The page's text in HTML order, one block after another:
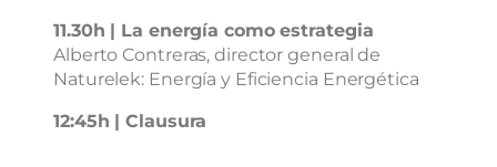
11.30h | La energía como estrategia
Alberto Contreras, director general de
Naturelek: Energía y Eficiencia Energética
12:45h | Clausura